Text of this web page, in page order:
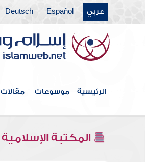
عربي Español
Deutsch
الرئيسية موسوعات مقالات
المكتبة الإسلامية